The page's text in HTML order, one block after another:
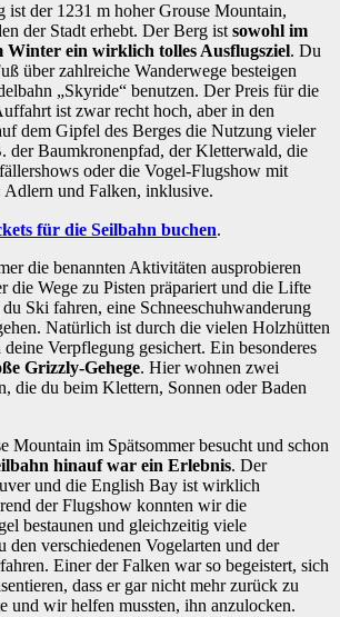
ist der 1231 m hoher Grouse Mountain,
der Stadt erhebt. Der Berg istsowohl im
Winter ein wirklich tolles Ausflugsziel. Du
über zahlreiche Wanderwege besteigen
„Skyride“ benutzen. Der Preis für die
ist zwar recht hoch, aber in den
dem Gipfel des Berges die Nutzung vieler
der Baumkronenpfad, der Kletterwald, die
oder die Vogel-Flugshow mit
Adlern und Falken, inklusive.
für die Seilbahn buchen.
die benannten Aktivitäten ausprobieren
die Wege zu Pisten präpariert und die Lifte
Ski fahren, eine Schneeschuhwanderung
Natürlich ist durch die vielen Holzhütten
deine Verpflegung gesichert. Ein besonderes
Grizzly-Gehege. Hier wohnen zwei
die du beim Klettern, Sonnen oder Baden
Mountain im Spätsommer besucht und schon
hinauf war ein Erlebnis. Der
und die English Bay ist wirklich
der Flugshow konnten wir die
bestaunen und gleichzeitig viele
den verschiedenen Vogelarten und der
Einer der Falken war so begeistert, sich
dass er gar nicht mehr zurück zu
und wir helfen mussten, ihn anzulocken.